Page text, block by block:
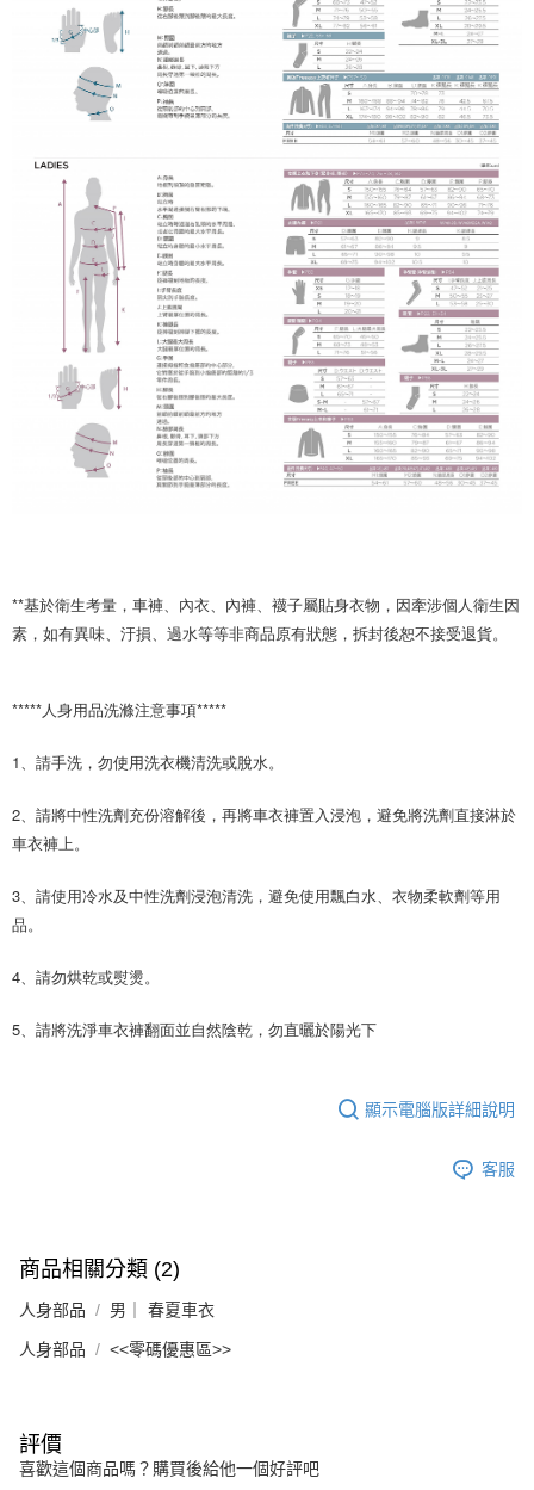
**基於衛生考量，車褲、內衣、內褲、襪子屬貼身衣物，因牽涉個人衛生因
素，如有異味、汙損、過水等等非商品原有狀態，拆封後恕不接受退貨。
*****人身用品洗滌注意事項*****
1、請手洗，勿使用洗衣機清洗或脫水。
2、請將中性洗劑充份溶解後，再將車衣褲置入浸泡，避免將洗劑直接淋於
車衣褲上。
3、請使用冷水及中性洗劑浸泡清洗，避免使用飄白水、衣物柔軟劑等用
品。
4、請勿烘乾或熨燙。
5、請將洗淨車衣褲翻面並自然陰乾，勿直曬於陽光下
顯示電腦版詳細說明
客服
商品相關分類 (2)
人身部品 男｜ 春夏車衣
人身部品 <<零碼優惠區>>
評價
喜歡這個商品嗎？購買後給他一個好評吧